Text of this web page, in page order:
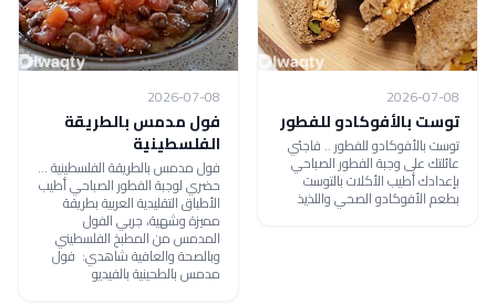
2026-07-08
توست بالأفوكادو للفطور
توست بالأفوكادو للفطور .. فاجئي
عائلتك على وجبة الفطور الصباحي
بإعدادك أطيب الأكلات بالتوست
بطعم الأفوكادو الصحي واللذيذ
2026-07-08
فول مدمس بالطريقة
الفلسطينية
فول مدمس بالطريقة الفلسطينية ...
حضري لوجبة الفطور الصباحي أطيب
الأطباق التقليدية العربية بطريقة
مميزة وشهية، جربي الفول
المدمس من المطبخ الفلسطيني
وبالصحة والعافية شاهدي: فول
مدمس بالطحينية بالفيديو